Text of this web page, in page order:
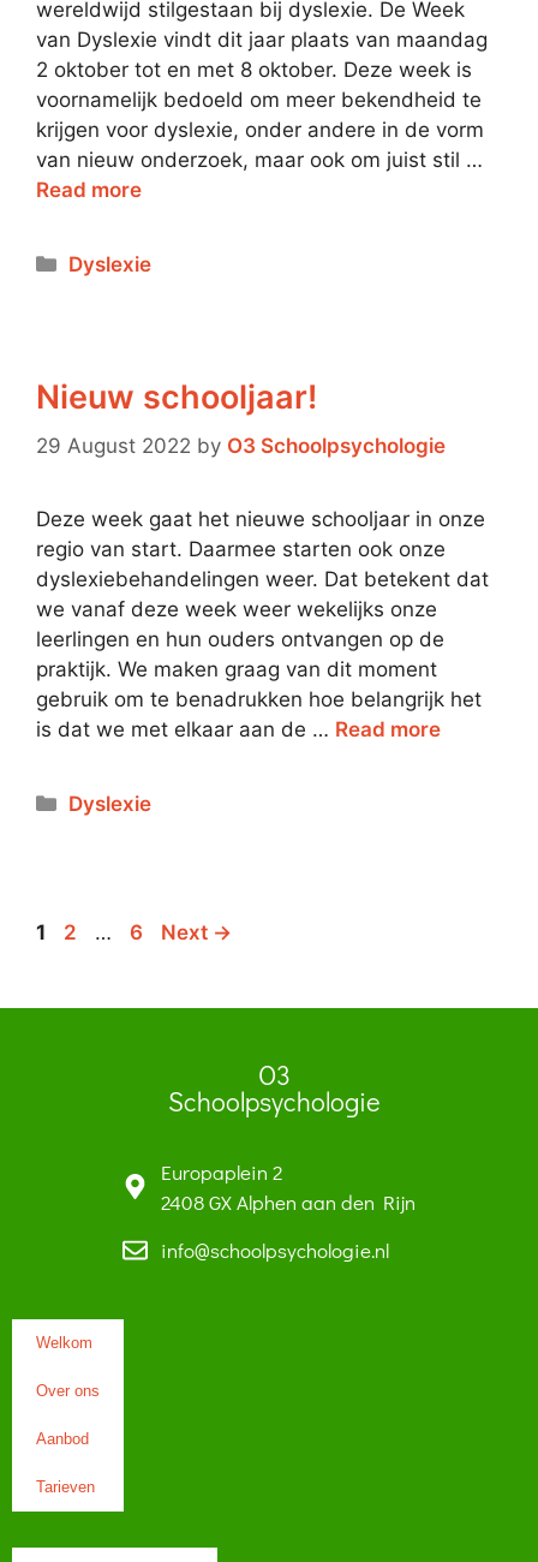
wereldwijd stilgestaan bij dyslexie. De Week
van Dyslexie vindt dit jaar plaats van maandag
2 oktober tot en met 8 oktober. Deze week is
voornamelijk bedoeld om meer bekendheid te
krijgen voor dyslexie, onder andere in de vorm
van nieuw onderzoek, maar ook om juist stil …
Read more
Dyslexie
Nieuw schooljaar!
29 August 2022 by O3 Schoolpsychologie
Deze week gaat het nieuwe schooljaar in onze
regio van start. Daarmee starten ook onze
dyslexiebehandelingen weer. Dat betekent dat
we vanaf deze week weer wekelijks onze
leerlingen en hun ouders ontvangen op de
praktijk. We maken graag van dit moment
gebruik om te benadrukken hoe belangrijk het
is dat we met elkaar aan de … Read more
Dyslexie
1 2 … 6 Next →
O3
Schoolpsychologie
Europaplein 2
2408 GX Alphen aan den Rijn
info@schoolpsychologie.nl
Welkom
Over ons
Aanbod
Tarieven